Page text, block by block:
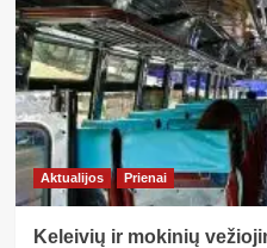
apie
krevetes
ir
Azijos
šalių
įkvėptas
makaronų
su
krevetėmis
Aktualijos Prienai
Keleivių ir mokinių